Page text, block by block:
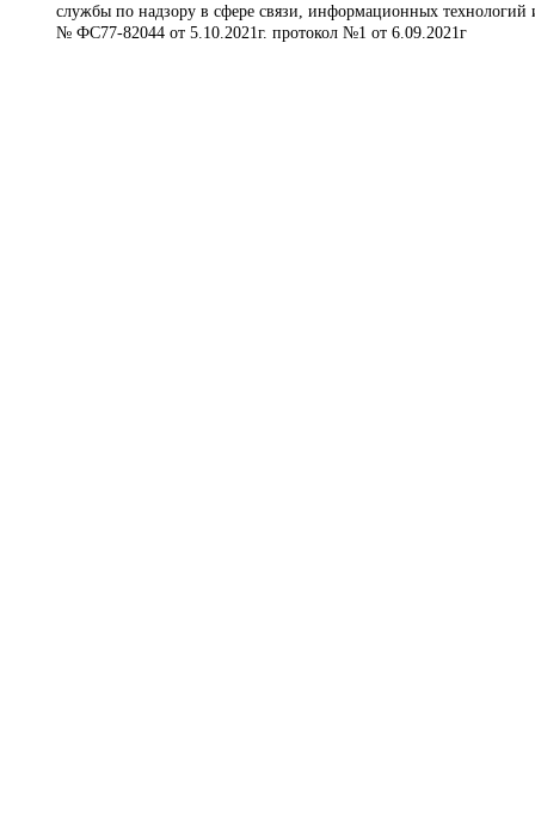
службы по надзору в сфере связи, информационных
№ ФС77-82044 от 5.10.2021г. протокол №1 от 6.09.2021г